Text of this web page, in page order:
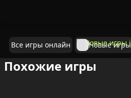
Все игры онлайн Новые игры
Похожие игры